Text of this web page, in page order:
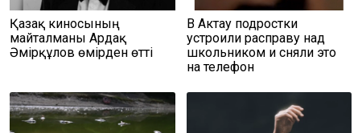
Қазақ киносының
майталманы Ардақ
Әмірқұлов өмірден өтті
В Актау подростки
устроили расправу над
школьником и сняли это
на телефон